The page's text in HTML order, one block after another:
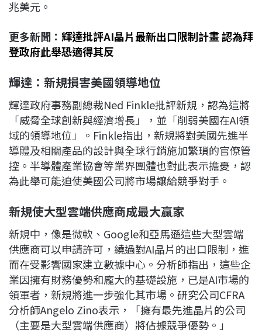
兆美元。
更多新聞： 輝達批評AI晶片最新出口限制計畫 認為拜
登政府此舉恐適得其反
輝達：新規損害美國領導地位
輝達政府事務副總裁Ned Finkle批評新規，認為這將
「威脅全球創新與經濟增長」，並「削弱美國在AI領
域的領導地位」。Finkle指出，新規將對美國先進半
導體及相關產品的設計與全球行銷施加繁瑣的官僚管
控。半導體產業協會等業界團體也對此表示擔憂，認
為此舉可能迫使美國公司將市場讓給競爭對手。
新規使大型雲端供應商成最大贏家
新規中，像是微軟、Google和亞馬遜這些大型雲端
供應商可以申請許可，繞過對AI晶片的出口限制，進
而在受影響國家建立數據中心。分析師指出，這些企
業因擁有財務優勢和龐大的基礎設施，已是AI市場的
領軍者，新規將進一步強化其市場。研究公司CFRA
分析師Angelo Zino表示，「擁有最先進晶片的公司
（主要是大型雲端供應商）將佔據競爭優勢。」